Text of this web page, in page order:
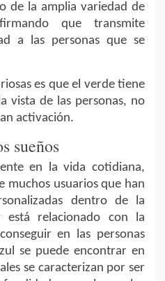
de la amplia variedad de
que transmite
a las personas que se
es que el verde tiene
vista de las personas, no
activación.
sueños
en la vida cotidiana,
muchos usuarios que han
dentro de la
está relacionado con la
en las personas
se puede encontrar en
se caracterizan por ser